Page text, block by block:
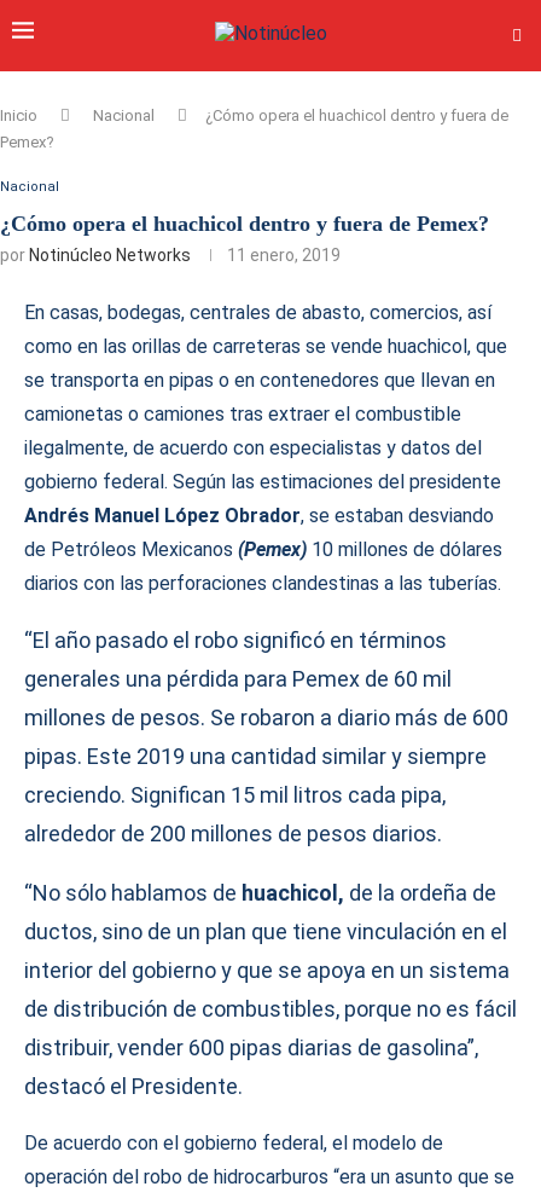
Inicio Nacional
¿Cómo opera el huachicol dentro y fuera de
Pemex?
Nacional
¿Cómo opera el huachicol dentro y fuera de Pemex?
por Notinúcleo Networks 11 enero, 2019
En casas, bodegas, centrales de abasto, comercios, así
como en las orillas de carreteras se vende huachicol, que
se transporta en pipas o en contenedores que llevan en
camionetas o camiones tras extraer el combustible
ilegalmente, de acuerdo con especialistas y datos del
gobierno federal. Según las estimaciones del presidente
Andrés Manuel López Obrador, se estaban desviando
de Petróleos Mexicanos (Pemex) 10 millones de dólares
diarios con las perforaciones clandestinas a las tuberías.
“El año pasado el robo significó en términos
generales una pérdida para Pemex de 60 mil
millones de pesos. Se robaron a diario más de 600
pipas. Este 2019 una cantidad similar y siempre
creciendo. Significan 15 mil litros cada pipa,
alrededor de 200 millones de pesos diarios.
“No sólo hablamos de huachicol, de la ordeña de
ductos, sino de un plan que tiene vinculación en el
interior del gobierno y que se apoya en un sistema
de distribución de combustibles, porque no es fácil
distribuir, vender 600 pipas diarias de gasolina”,
destacó el Presidente.
De acuerdo con el gobierno federal, el modelo de
operación del robo de hidrocarburos “era un asunto que se